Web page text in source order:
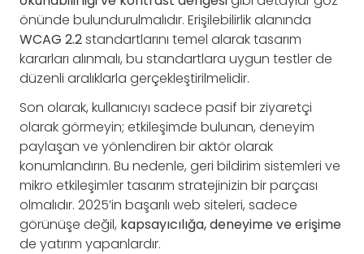
önünde bulundurulmalıdır. Erişilebilirlik alanında
WCAG 2.2standartlarını temel alarak tasarım
kararları alınmalı, bu standartlara uygun testler de
düzenli aralıklarla gerçekleştirilmelidir.
Son olarak, kullanıcıyı sadece pasif bir ziyaretçi
olarak görmeyin; etkileşimde bulunan, deneyim
paylaşan ve yönlendiren bir aktör olarak
konumlandırın. Bu nedenle, geri bildirim sistemleri ve
mikro etkileşimler tasarım stratejinizin bir parçası
olmalıdır. 2025’in başarılı web siteleri, sadece
görünüşe değil, kapsayıcılığa, deneyime ve erişime
de yatırım yapanlardır.